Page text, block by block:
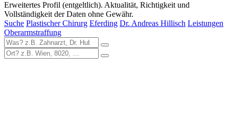
Erweitertes Profil (entgeltlich). Aktualität, Richtigkeit und
Vollständigkeit der Daten ohne Gewähr.
Suche Plastischer Chirurg Eferding Dr. Andreas Hillisch Leistungen
Oberarmstraffung